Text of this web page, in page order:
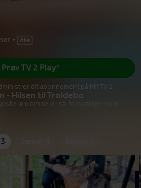
•
- Hilsen til Troldebo
ankomne er så forskellige, som
Prøv TV 2 Play*
dit abonnement på Mit TV 2.